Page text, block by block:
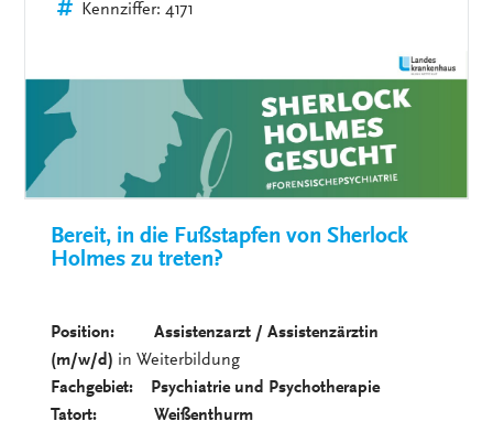
Kennziffer: 4171
Bereit, in die Fußstapfen von Sherlock
Holmes zu treten?
Position: Assistenzarzt / Assistenzärztin
(m/w/d) in Weiterbildung
Fachgebiet: Psychiatrie und Psychotherapie
Tatort: Weißenthurm